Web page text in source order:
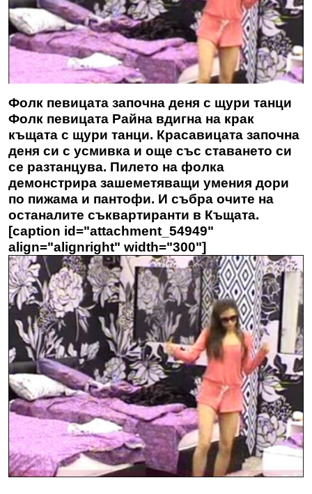
Фолк певицата започна деня с щури танци
Фолк певицата Райна вдигна на крак
къщата с щури танци. Красавицата започна
деня си с усмивка и още със ставането си
се разтанцува. Пилето на фолка
демонстрира зашеметяващи умения дори
по пижама и пантофи. И събра очите на
останалите съквартиранти в Къщата.
[caption id="attachment_54949"
align="alignright" width="300"]